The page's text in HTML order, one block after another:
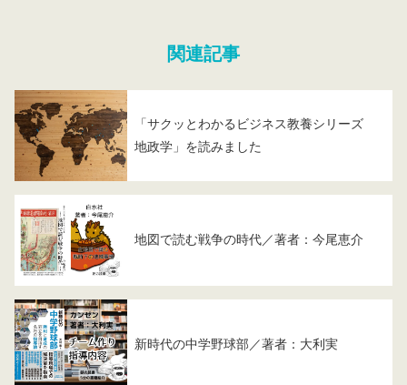
関連記事
「サクッとわかるビジネス教養シリーズ
地政学」を読みました
地図で読む戦争の時代／著者：今尾恵介
新時代の中学野球部／著者：大利実